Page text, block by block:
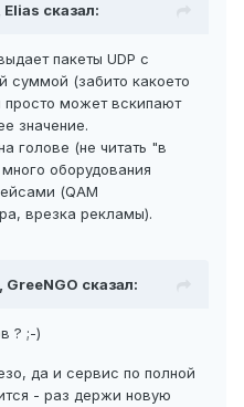
сказал:
пакеты UDP с
суммой (забито какоето
просто может вскипают
значение.
голове (не читать "в
оборудования
(QAM
врезка рекламы).
сказал:
? ;-)
да и сервис по полной
- раз держи новую